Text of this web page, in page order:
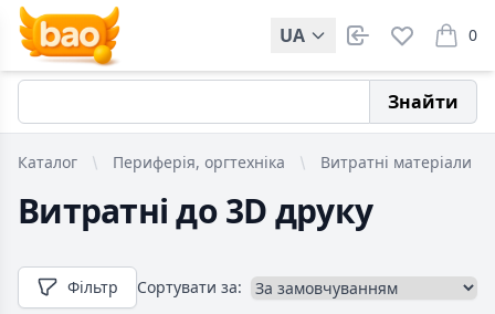
UA 0
items
Знайти
Каталог Периферія, оргтехніка Витратні матеріали
Витратні до 3D друку
Фільтр Сортувати за: